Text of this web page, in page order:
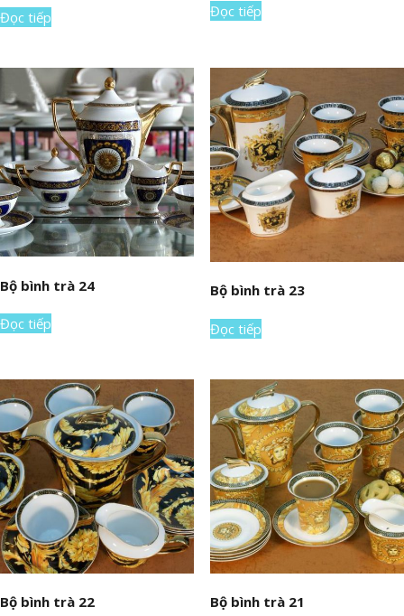
Đọc tiếp Đọc tiếp
Bộ bình trà 24
Đọc tiếp
Bộ bình trà 23
Đọc tiếp
Bộ bình trà 22 Bộ bình trà 21